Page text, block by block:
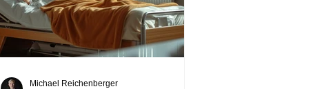
Michael Reichenberger